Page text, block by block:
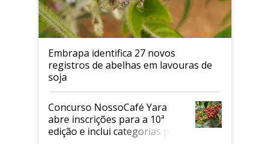
Embrapa identifica 27 novos
registros de abelhas em lavouras de
soja
Concurso NossoCafé Yara
abre inscrições para a 10ª
edição e inclui categorias para